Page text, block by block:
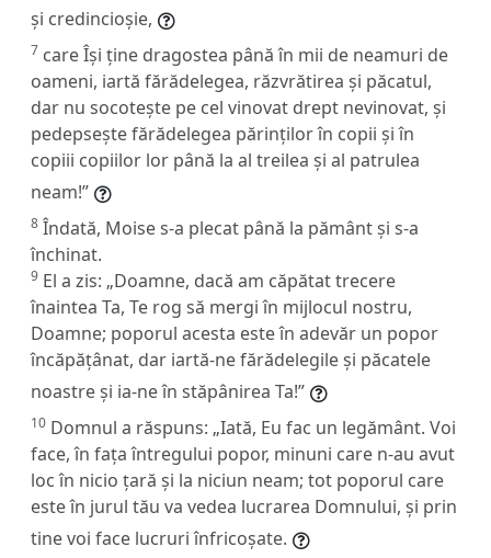
și credincioșie,
7 care Își ține dragostea până în mii de neamuri de
oameni, iartă fărădelegea, răzvrătirea și păcatul,
dar nu socotește pe cel vinovat drept nevinovat, și
pedepsește fărădelegea părinților în copii și în
copiii copiilor lor până la al treilea și al patrulea
neam!”
8 Îndată, Moise s-a plecat până la pământ și s-a
închinat.
9 El a zis: „Doamne, dacă am căpătat trecere
înaintea Ta, Te rog să mergi în mijlocul nostru,
Doamne; poporul acesta este în adevăr un popor
încăpățânat, dar iartă-ne fărădelegile și păcatele
noastre și ia-ne în stăpânirea Ta!”
10 Domnul a răspuns: „Iată, Eu fac un legământ. Voi
face, în fața întregului popor, minuni care n-au avut
loc în nicio țară și la niciun neam; tot poporul care
este în jurul tău va vedea lucrarea Domnului, și prin
tine voi face lucruri înfricoșate.